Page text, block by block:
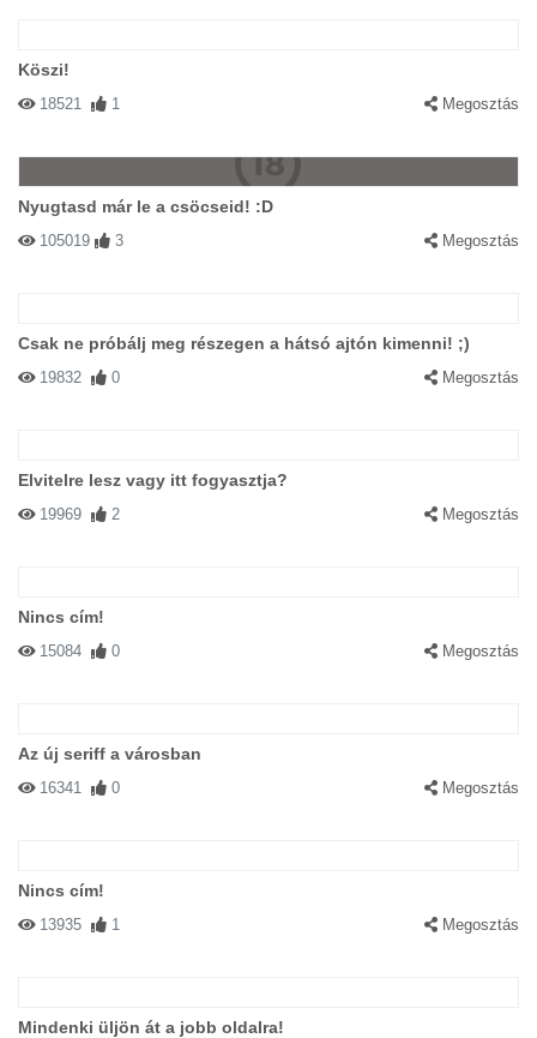
Köszi!
18521 1 Megosztás
Nyugtasd már le a csöcseid! :D
105019 3 Megosztás
Csak ne próbálj meg részegen a hátsó ajtón kimenni! ;)
19832 0 Megosztás
Elvitelre lesz vagy itt fogyasztja?
19969 2 Megosztás
Nincs cím!
15084 0 Megosztás
Az új seriff a városban
16341 0 Megosztás
Nincs cím!
13935 1 Megosztás
Mindenki üljön át a jobb oldalra!